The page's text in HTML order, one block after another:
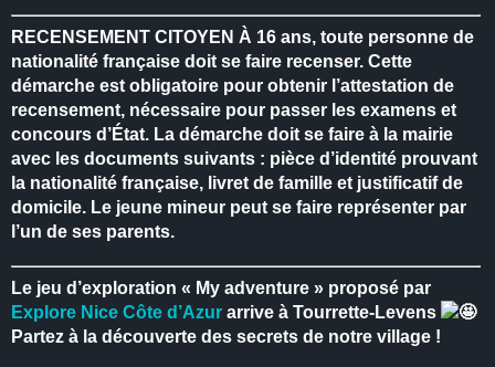
RECENSEMENT CITOYEN À 16 ans, toute personne de
nationalité française doit se faire recenser. Cette
démarche est obligatoire pour obtenir l’attestation de
recensement, nécessaire pour passer les examens et
concours d’État. La démarche doit se faire à la mairie
avec les documents suivants : pièce d’identité prouvant
la nationalité française, livret de famille et justificatif de
domicile. Le jeune mineur peut se faire représenter par
l’un de ses parents.
Le jeu d’exploration « My adventure » proposé par
Explore Nice Côte d’Azur arrive à Tourrette-Levens
Partez à la découverte des secrets de notre village !